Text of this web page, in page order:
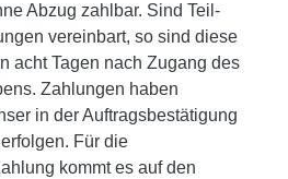
Abzug zahlbar. Sind Teil-
vereinbart, so sind diese
acht Tagen nach Zugang des
Zahlungen haben
in der Auftragsbestätigung
Für die
kommt es auf den